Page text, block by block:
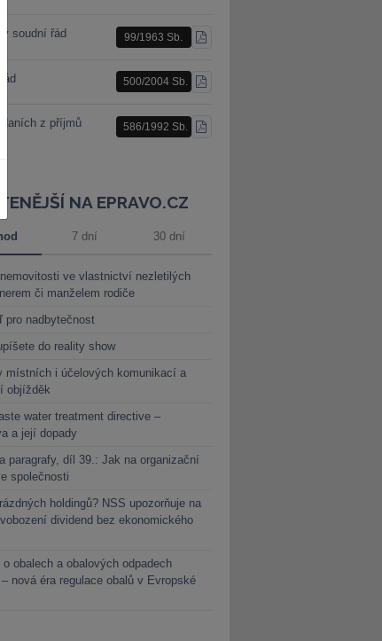
soudní řád 99/1963 Sb.
STÁHNOUT
500/2004 Sb.
STÁHNOUT
daních z příjmů 586/1992 Sb.
STÁHNOUT
NA EPRAVO.CZ
7 dní 30 dní
ve vlastnictví nezletilých
či manželem rodiče
pro nadbytečnost
do reality show
místních i účelových komunikací a
objížděk
water treatment directive –
a její dopady
paragrafy, díl 39.: Jak na organizační
společnosti
holdingů? NSS upozorňuje na
dividend bez ekonomického
o obalech a obalových odpadech
nová éra regulace obalů v Evropské